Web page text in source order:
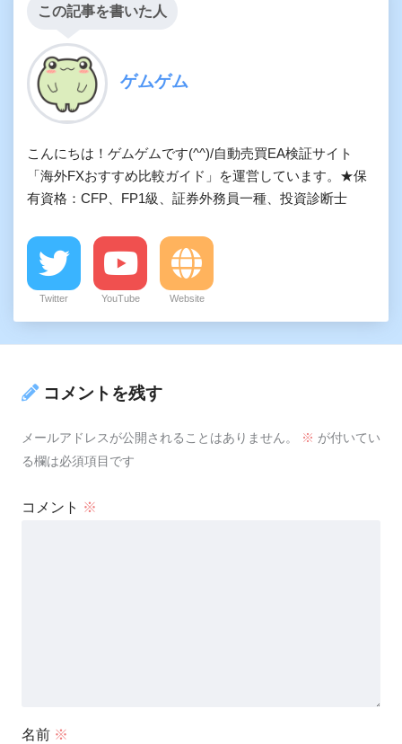
この記事を書いた人
ゲムゲム
こんにちは！ゲムゲムです(^^)/自動売買EA検証サイト
「海外FXおすすめ比較ガイド」を運営しています。★保
有資格：CFP、FP1級、証券外務員一種、投資診断士
Twitter YouTube Website
コメントを残す
メールアドレスが公開されることはありません。 ※ が付いてい
る欄は必須項目です
コメント ※
名前 ※